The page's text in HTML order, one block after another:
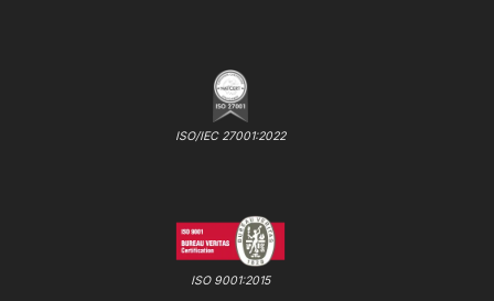
ISO/IEC 27001:2022
ISO 9001:2015